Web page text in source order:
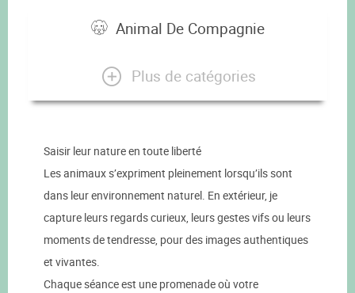
Animal De Compagnie
Plus de catégories
Saisir leur nature en toute liberté
Les animaux s’expriment pleinement lorsqu’ils sont
dans leur environnement naturel. En extérieur, je
capture leurs regards curieux, leurs gestes vifs ou leurs
moments de tendresse, pour des images authentiques
et vivantes.
Chaque séance est une promenade où votre